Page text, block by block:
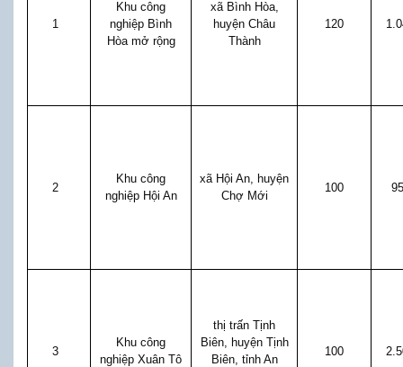
1
Khu công
nghiệp Bình
Hòa mở rộng
xã Bình Hòa,
huyện Châu
Thành
120
2
Khu công
nghiệp Hội An
xã Hội An, huyện
Chợ Mới
100
3
Khu công
nghiệp Xuân Tô
thị trấn Tịnh
Biên, huyện Tịnh
Biên, tỉnh An
100